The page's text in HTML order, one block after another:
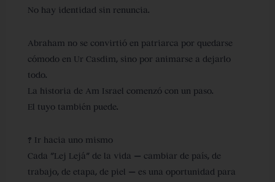
No hay identidad sin renuncia.
Abraham no se convirtió en patriarca por quedarse
cómodo en Ur Casdim, sino por animarse a dejarlo
todo.
La historia de Am Israel comenzó con un paso.
El tuyo también puede.
? Ir hacia uno mismo
Cada “Lej Lejá” de la vida — cambiar de país, de
trabajo, de etapa, de piel — es una oportunidad para